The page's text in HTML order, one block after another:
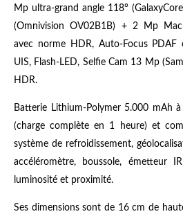
Mp ultra-grand angle 118°
(Omnivision OV02B1B) + 2 Mp
avec norme HDR, Auto-Focus PDAF
UIS, Flash-LED, Selfie Cam 13 Mp
HDR.
Batterie Lithium-Polymer 5.000 mAh
(charge complète en 1 heure) et
système de refroidissement,
accéléromètre, boussole, émetteur
luminosité et proximité.
Ses dimensions sont de 16 cm de